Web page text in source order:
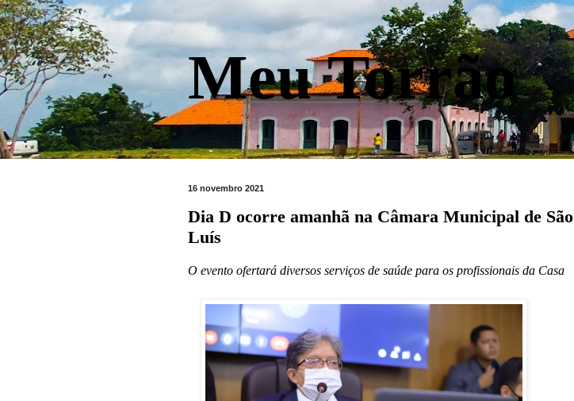
Meu Torrão
16 novembro 2021
Dia D ocorre amanhã na Câmara Municipal de São
Luís
O evento ofertará diversos serviços de saúde para os profissionais da Casa